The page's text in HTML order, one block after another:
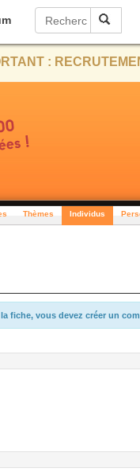
:
Thèmes Individus
fiche, vous devez créer un